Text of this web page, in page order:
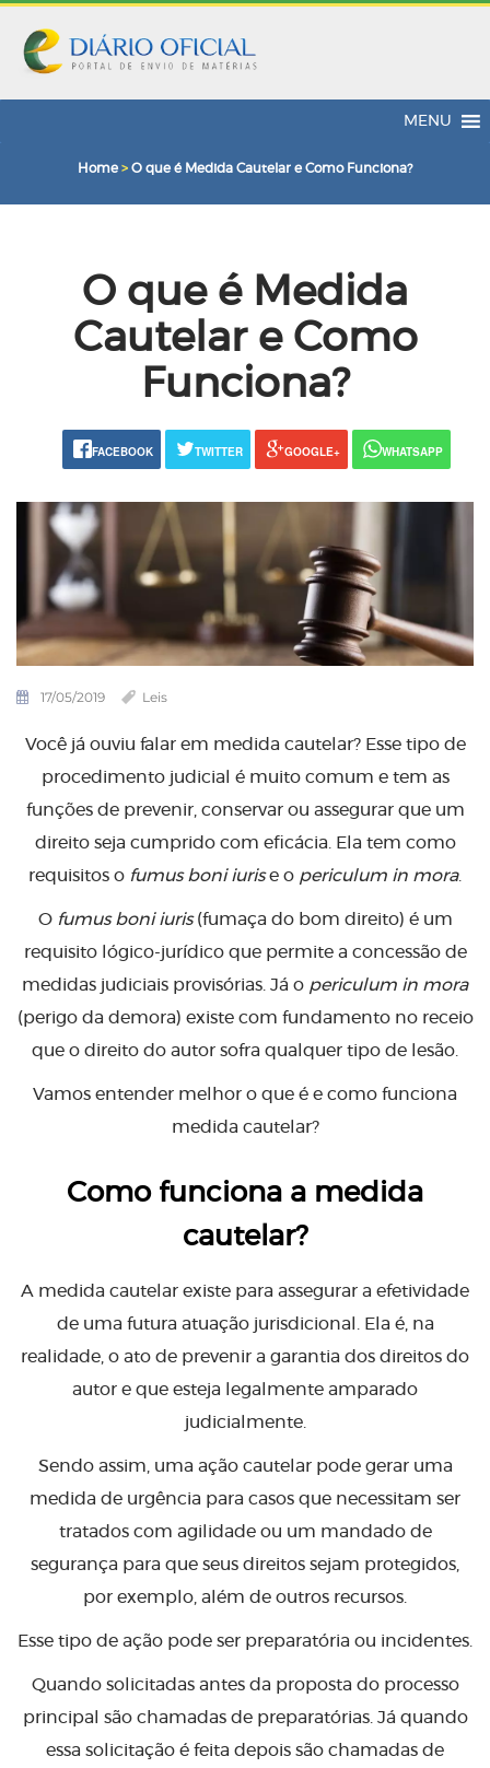
MENU
Home > O que é Medida Cautelar e Como Funciona?
O que é Medida
Cautelar e Como
Funciona?
FACEBOOK TWITTER GOOGLE+ WHATSAPP
17/05/2019 Leis
Você já ouviu falar em medida cautelar? Esse tipo de
procedimento judicial é muito comum e tem as
funções de prevenir, conservar ou assegurar que um
direito seja cumprido com eficácia. Ela tem como
requisitos o fumus boni iurise o periculum in mora.
O fumus boni iuris(fumaça do bom direito) é um
requisito lógico-jurídico que permite a concessão de
medidas judiciais provisórias. Já o periculum in mora
(perigo da demora) existe com fundamento no receio
que o direito do autor sofra qualquer tipo de lesão.
Vamos entender melhor o que é e como funciona
medida cautelar?
Como funciona a medida
cautelar?
A medida cautelar existe para assegurar a efetividade
de uma futura atuação jurisdicional. Ela é, na
realidade, o ato de prevenir a garantia dos direitos do
autor e que esteja legalmente amparado
judicialmente.
Sendo assim, uma ação cautelar pode gerar uma
medida de urgência para casos que necessitam ser
tratados com agilidade ou um mandado de
segurança para que seus direitos sejam protegidos,
por exemplo, além de outros recursos.
Esse tipo de ação pode ser preparatória ou incidentes.
Quando solicitadas antes da proposta do processo
principal são chamadas de preparatórias. Já quando
essa solicitação é feita depois são chamadas de